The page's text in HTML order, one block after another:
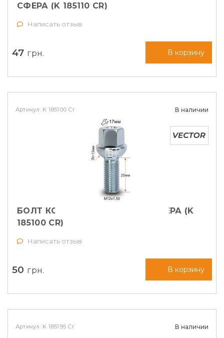
СФЕРА (K 185110 CR)
Написать отзыв
47 грн. В корзину
Артикул: K 185100 Cr В наличии
БОЛТ КОЛЕСНЫЙ M12X1,5X25 СФЕРА (K
185100 CR)
Написать отзыв
50 грн. В корзину
Артикул: K 185195 Cr В наличии